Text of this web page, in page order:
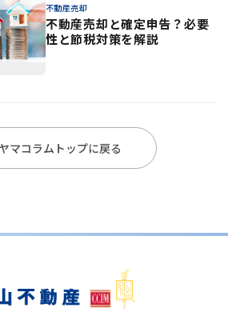
不動産売却
不動産売却と確定申告？必要
性と節税対策を解説
マコラムトップに戻る